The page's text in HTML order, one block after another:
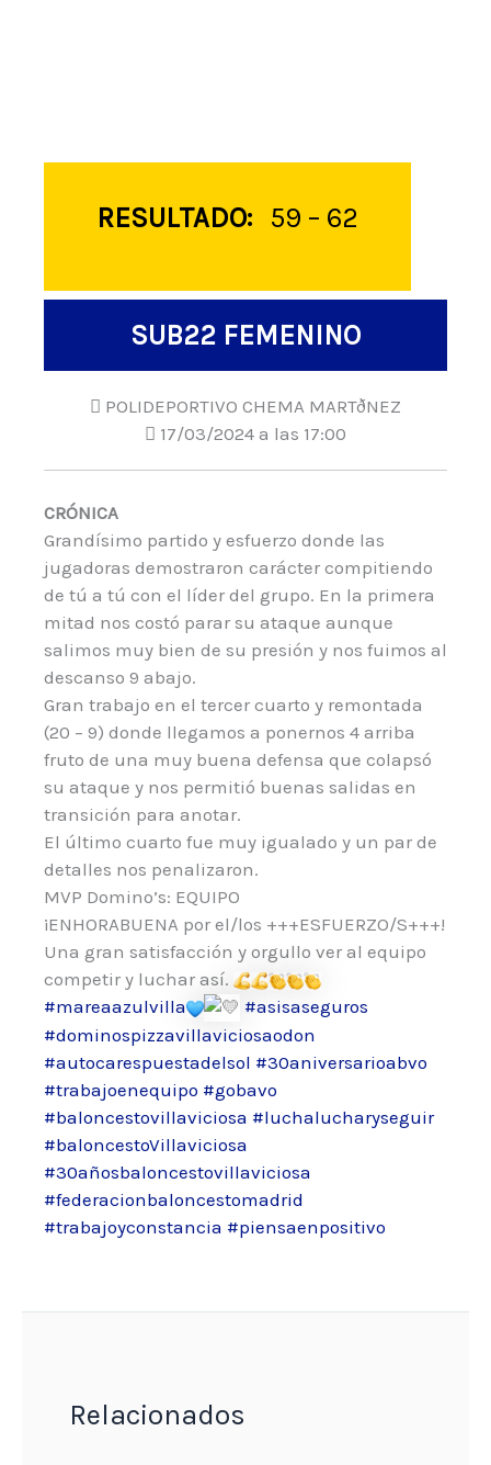
RESULTADO: 59 – 62
SUB22 FEMENINO
POLIDEPORTIVO CHEMA MARTðNEZ
17/03/2024 a las 17:00
CRÓNICA
Grandísimo partido y esfuerzo donde las
jugadoras demostraron carácter compitiendo
de tú a tú con el líder del grupo. En la primera
mitad nos costó parar su ataque aunque
salimos muy bien de su presión y nos fuimos al
descanso 9 abajo.
Gran trabajo en el tercer cuarto y remontada
(20 – 9) donde llegamos a ponernos 4 arriba
fruto de una muy buena defensa que colapsó
su ataque y nos permitió buenas salidas en
transición para anotar.
El último cuarto fue muy igualado y un par de
detalles nos penalizaron.
MVP Domino’s: EQUIPO
¡ENHORABUENA por el/los +++ESFUERZO/S+++!
Una gran satisfacción y orgullo ver al equipo
competir y luchar así.
#mareaazulvilla
#asisaseguros
#dominospizzavillaviciosaodon
#autocarespuestadelsol #30aniversarioabvo
#trabajoenequipo #gobavo
#baloncestovillaviciosa #luchalucharyseguir
#baloncestoVillaviciosa
#30añosbaloncestovillaviciosa
#federacionbaloncestomadrid
#trabajoyconstancia #piensaenpositivo
Relacionados